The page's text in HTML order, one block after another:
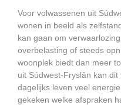
Voor volwassenen uit
wonen in beeld als
kan gaan om
overbelasting of steeds
woonplek biedt dan meer
uit Súdwest-Fryslân kan
dagelijks leven veel
gekeken welke afspraken